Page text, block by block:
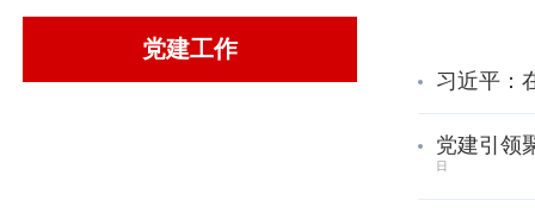
党建工作
习近平：
党建引领
日